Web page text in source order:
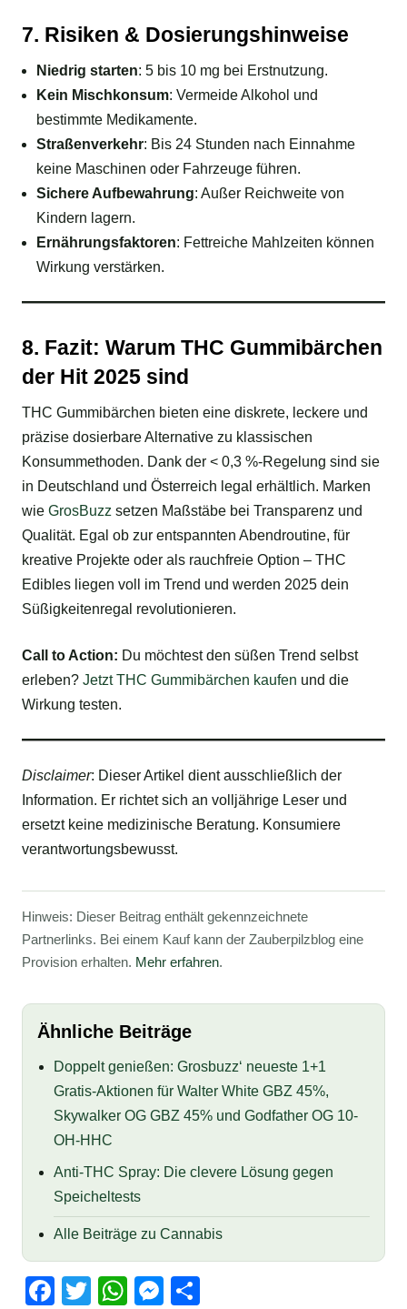
7. Risiken & Dosierungshinweise
Niedrig starten: 5 bis 10 mg bei Erstnutzung.
Kein Mischkonsum: Vermeide Alkohol und
bestimmte Medikamente.
Straßenverkehr: Bis 24 Stunden nach Einnahme
keine Maschinen oder Fahrzeuge führen.
Sichere Aufbewahrung: Außer Reichweite von
Kindern lagern.
Ernährungsfaktoren: Fettreiche Mahlzeiten können
Wirkung verstärken.
8. Fazit: Warum THC Gummibärchen
der Hit 2025 sind
THC Gummibärchen bieten eine diskrete, leckere und
präzise dosierbare Alternative zu klassischen
Konsummethoden. Dank der < 0,3 %-Regelung sind sie
in Deutschland und Österreich legal erhältlich. Marken
wie GrosBuzz setzen Maßstäbe bei Transparenz und
Qualität. Egal ob zur entspannten Abendroutine, für
kreative Projekte oder als rauchfreie Option – THC
Edibles liegen voll im Trend und werden 2025 dein
Süßigkeitenregal revolutionieren.
Call to Action: Du möchtest den süßen Trend selbst
erleben? Jetzt THC Gummibärchen kaufen und die
Wirkung testen.
Disclaimer: Dieser Artikel dient ausschließlich der
Information. Er richtet sich an volljährige Leser und
ersetzt keine medizinische Beratung. Konsumiere
verantwortungsbewusst.
Hinweis: Dieser Beitrag enthält gekennzeichnete
Partnerlinks. Bei einem Kauf kann der Zauberpilzblog eine
Provision erhalten. Mehr erfahren.
Ähnliche Beiträge
Doppelt genießen: Grosbuzz‘ neueste 1+1
Gratis-Aktionen für Walter White GBZ 45%,
Skywalker OG GBZ 45% und Godfather OG 10-
OH-HHC
Anti‑THC Spray: Die clevere Lösung gegen
Speicheltests
Alle Beiträge zu Cannabis
F
T
W
M